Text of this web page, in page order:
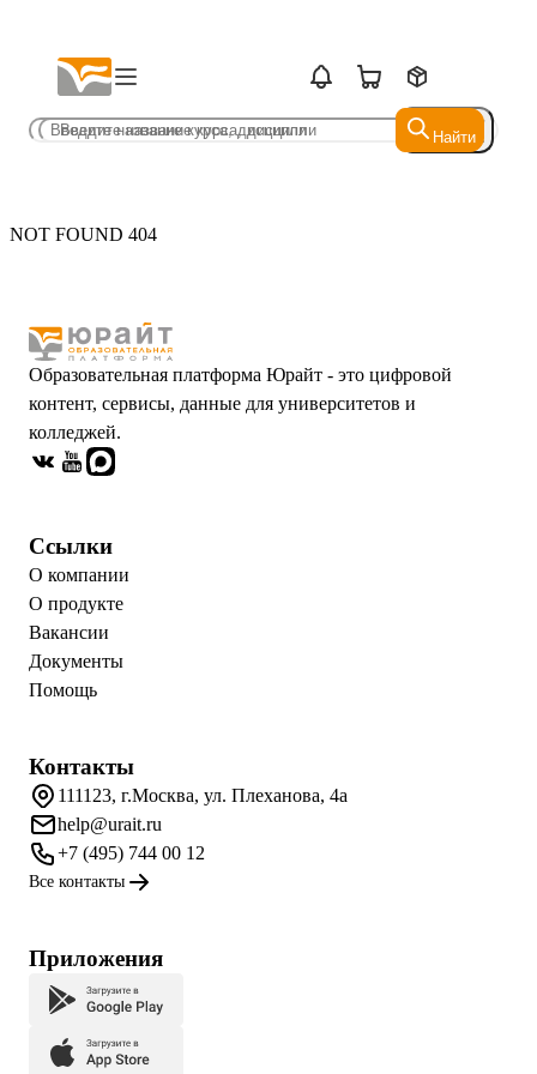
Найти
Найти
NOT FOUND 404
Образовательная платформа Юрайт - это цифровой
контент, сервисы, данные для университетов и
колледжей.
Ссылки
О компании
О продукте
Вакансии
Документы
Помощь
Контакты
111123, г.Москва, ул. Плеханова, 4а
help@urait.ru
+7 (495) 744 00 12
Все контакты
Приложения